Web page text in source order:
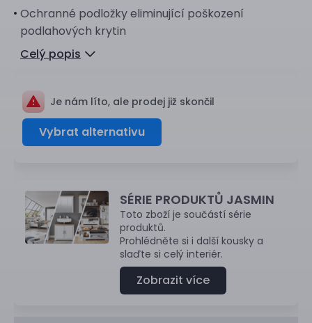
Ochranné podložky eliminující poškození
podlahových krytin
Celý popis
Je nám líto, ale prodej již skončil
Vybrat alternativu
SÉRIE PRODUKTŮ JASMIN
Toto zboží je součástí série
produktů.
Prohlédněte si i další kousky a
slaďte si celý interiér.
Zobrazit více